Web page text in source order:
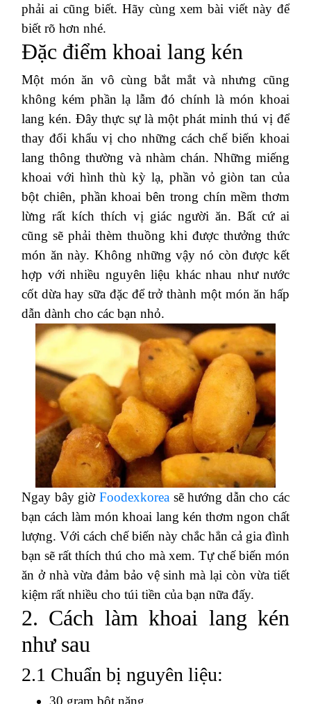
phải ai cũng biết. Hãy cùng xem bài viết này để
biết rõ hơn nhé.
Đặc điểm khoai lang kén
Một món ăn vô cùng bắt mắt và nhưng cũng
không kém phần lạ lẫm đó chính là món khoai
lang kén. Đây thực sự là một phát minh thú vị để
thay đổi khẩu vị cho những cách chế biến khoai
lang thông thường và nhàm chán. Những miếng
khoai với hình thù kỳ lạ, phần vỏ giòn tan của
bột chiên, phần khoai bên trong chín mềm thơm
lừng rất kích thích vị giác người ăn. Bất cứ ai
cũng sẽ phải thèm thuồng khi được thưởng thức
món ăn này. Không những vậy nó còn được kết
hợp với nhiều nguyên liệu khác nhau như nước
cốt dừa hay sữa đặc để trở thành một món ăn hấp
dẫn dành cho các bạn nhỏ.
Ngay bây giờ Foodexkoreasẽ hướng dẫn cho các
bạn cách làm món khoai lang kén thơm ngon chất
lượng. Với cách chế biến này chắc hẳn cả gia đình
bạn sẽ rất thích thú cho mà xem. Tự chế biến món
ăn ở nhà vừa đảm bảo vệ sinh mà lại còn vừa tiết
kiệm rất nhiều cho túi tiền của bạn nữa đấy.
2. Cách làm khoai lang kén
như sau
2.1 Chuẩn bị nguyên liệu:
30 gram bột năng.